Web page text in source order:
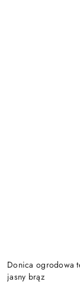
Donica ogrodowa
jasny brąz